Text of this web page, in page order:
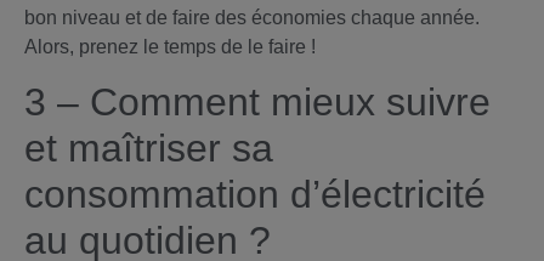
bon niveau et de faire des économies chaque année.
Alors, prenez le temps de le faire !
3 – Comment mieux suivre
et maîtriser sa
consommation d’électricité
au quotidien ?